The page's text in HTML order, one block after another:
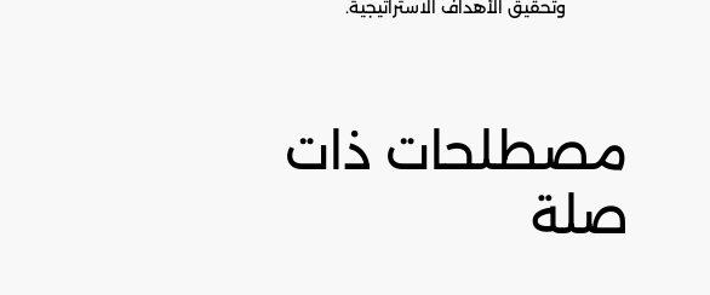
وتحقيق الأهداف الاستراتيجية.
مصطلحات ذات
صلة